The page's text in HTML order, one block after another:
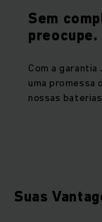
Sem
preocupe.
Com a garantia
uma promessa
nossas
Suas